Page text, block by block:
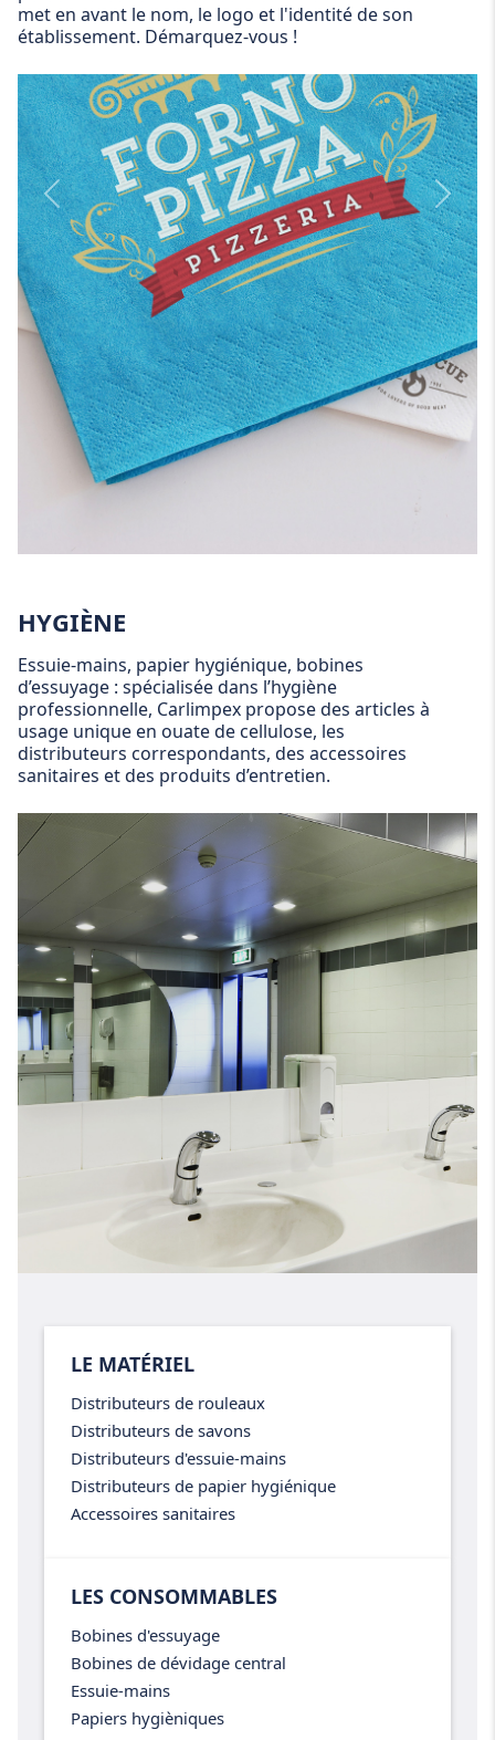
met en avant le nom, le logo et l'identité de son
établissement. Démarquez-vous !
Personnalization
HYGIÈNE
Essuie-mains, papier hygiénique, bobines
d’essuyage : spécialisée dans l’hygiène
professionnelle, Carlimpex propose des articles à
usage unique en ouate de cellulose, les
distributeurs correspondants, des accessoires
sanitaires et des produits d’entretien.
LE MATÉRIEL
Distributeurs de rouleaux
Distributeurs de savons
Distributeurs d'essuie-mains
Distributeurs de papier hygiénique
Accessoires sanitaires
LES CONSOMMABLES
Bobines d'essuyage
Bobines de dévidage central
Essuie-mains
Papiers hygièniques